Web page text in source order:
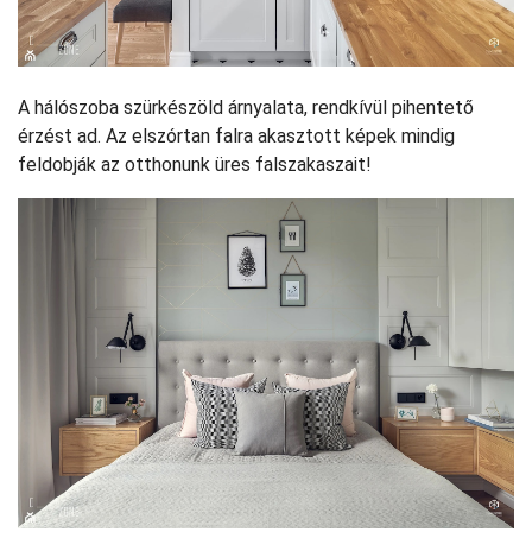
A hálószoba szürkészöld árnyalata, rendkívül pihentető
érzést ad. Az elszórtan falra akasztott képek mindig
feldobják az otthonunk üres falszakaszait!